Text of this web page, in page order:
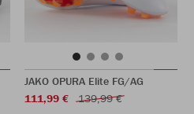
JAKO OPURA Elite FG/AG
111,99 €
139,99 €